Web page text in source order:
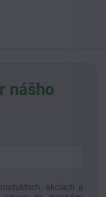
nášho
akciách a